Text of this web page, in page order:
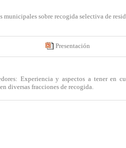
municipales sobre recogida selectiva de
Presentación
Experiencia y aspectos a tener en
diversas fracciones de recogida.